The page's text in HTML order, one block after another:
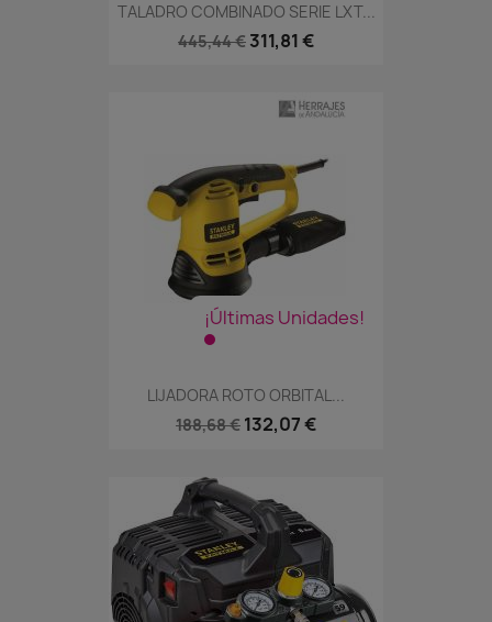
TALADRO COMBINADO SERIE LXT...
445,44 € 311,81 €
¡Últimas Unidades!
LIJADORA ROTO ORBITAL...
188,68 € 132,07 €